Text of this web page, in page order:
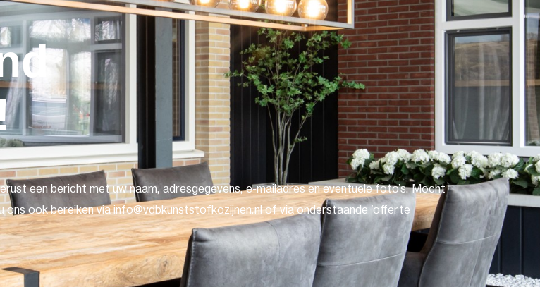
een bericht met uw naam, adresgegevens, e-mailadres en eventuele foto's. Mocht
ons ook bereiken via info@vdbkunststofkozijnen.nl of via onderstaande 'offerte